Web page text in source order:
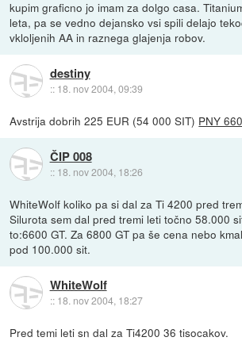
kupim graficno jo imam za dolgo casa.
leta, pa se vedno dejansko vsi spili delajo
vkloljenih AA in raznega glajenja robov.
destiny
:: 18. nov 2004, 09:39
Avstrija dobrih 225 EUR (54 000 SIT) PNY
ČIP 008
:: 18. nov 2004, 18:26
WhiteWolf koliko pa si dal za Ti 4200 pred
Silurota sem dal pred tremi leti točno 58.000
to:6600 GT. Za 6800 GT pa še cena nebo
pod 100.000 sit.
WhiteWolf
:: 18. nov 2004, 18:27
Pred temi leti sn dal za Ti4200 36 tisocakov.